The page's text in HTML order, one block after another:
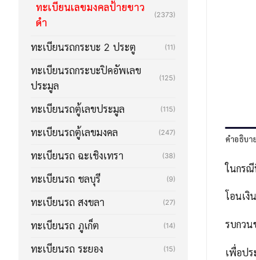
ทะเบียนเลขมงคลป้ายขาว
ดำ
(2373)
ทะเบียนรถกระบะ 2 ประตู (11)
ทะเบียนรถกระบะปิคอัพเลข
ประมูล
(125)
ทะเบียนรถตู้เลขประมูล (115)
ทะเบียนรถตู้เลขมงคล (247)
ทะเบียนรถ ฉะเชิงเทรา (38)
ทะเบียนรถ ชลบุรี (9)
ทะเบียนรถ สงขลา (27)
ทะเบียนรถ ภูเก็ต (14)
ทะเบียนรถ ระยอง (15)
คำอธิบาย
ในกรณี
โอนเ
รบกวน
เพื่อปร